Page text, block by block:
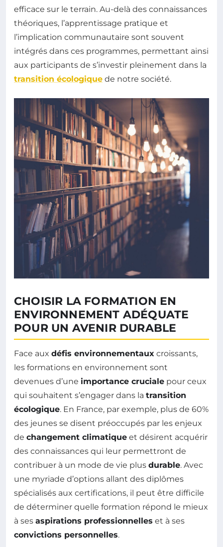
efficace sur le terrain. Au-delà des connaissances
théoriques, l’apprentissage pratique et
l’implication communautaire sont souvent
intégrés dans ces programmes, permettant ainsi
aux participants de s’investir pleinement dans la
transition écologique de notre société.
CHOISIR LA FORMATION EN
ENVIRONNEMENT ADÉQUATE
POUR UN AVENIR DURABLE
Face aux défis environnementaux croissants,
les formations en environnement sont
devenues d’une importance cruciale pour ceux
qui souhaitent s’engager dans la transition
écologique. En France, par exemple, plus de 60%
des jeunes se disent préoccupés par les enjeux
de changement climatique et désirent acquérir
des connaissances qui leur permettront de
contribuer à un mode de vie plus durable. Avec
une myriade d’options allant des diplômes
spécialisés aux certifications, il peut être difficile
de déterminer quelle formation répond le mieux
à ses aspirations professionnelles et à ses
convictions personnelles.